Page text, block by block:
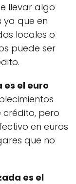
llevar algo
ya que en
locales o
puede ser
es el euro
pero
en euros
que no
es el